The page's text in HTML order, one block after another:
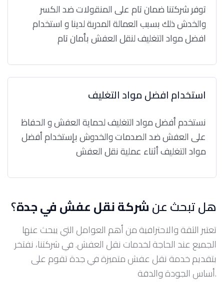
توفر شركتنا ضمان تام على المنقولات ضد الكسر
والخدش ذلك بسبب العمالة المدربة لدينا و استخدام
افضل مواد التغليف لنقل العفش بأمان تام
استخدام افضل مواد التغليف
نستخدم أفضل مواد التغليف لحماية العفش و الحفاظ
على العفش ضد الصدمات والخدوش بإستخدام أفضل
مواد التغليف أثناء عملية نقل العفش
هل تبحث عنشركة نقل عفش في جدة؟
تعتبر الثقة والاحترافية من أهم العوامل التي يبحث عنها
الجميع عند الحاجة لخدمات نقل العفش. في شركتنا، نفتخر
بتقديم خدمة نقل عفش متميزة في جدة تقوم على
أساس الجودة والدقة.